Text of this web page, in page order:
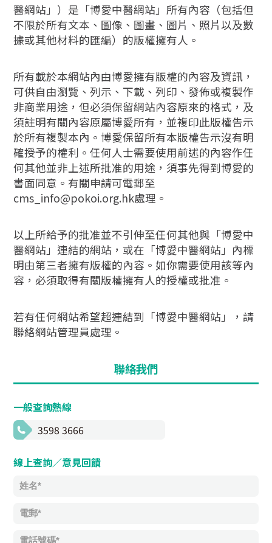
醫網站」）是「博愛中醫網站」所有內容（包括但
不限於所有文本、圖像、圖畫、圖片、照片以及數
據或其他材料的匯編）的版權擁有人。
所有載於本網站內由博愛擁有版權的內容及資訊，
可供自由瀏覽、列示、下載、列印、發佈或複製作
非商業用途，但必須保留網站內容原來的格式，及
須註明有關內容原屬博愛所有，並複印此版權告示
於所有複製本內。博愛保留所有本版權告示沒有明
確授予的權利。任何人士需要使用前述的內容作任
何其他並非上述所批准的用途，須事先得到博愛的
書面同意。有關申請可電郵至
cms_info@pokoi.org.hk處理。
以上所給予的批准並不引伸至任何其他與「博愛中
醫網站」連結的網站，或在「博愛中醫網站」內標
明由第三者擁有版權的內容。如你需要使用該等內
容，必須取得有關版權擁有人的授權或批准。
若有任何網站希望超連結到「博愛中醫網站」，請
聯絡網站管理員處理。
聯絡我們
一般查詢熱線
3598 3666
線上查詢／意見回饋